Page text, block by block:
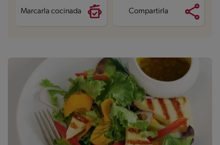
Marcarla cocinada Compartirla